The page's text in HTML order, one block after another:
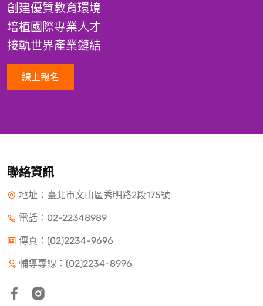
創建優質教育環境
培植國際專業人才
接軌世界產業鏈結
線上報名
聯絡資訊
地址：臺北市文山區秀明路2段175號
電話： 02-22348989
傳真：(02)2234-9696
輔導專線：(02)2234-8996